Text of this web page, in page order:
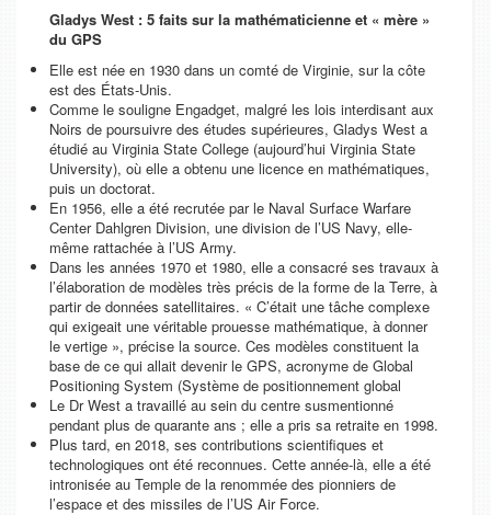
Gladys West : 5 faits sur la mathématicienne et « mère »
du GPS
Elle est née en 1930 dans un comté de Virginie, sur la côte
est des États-Unis.
Comme le souligne Engadget, malgré les lois interdisant aux
Noirs de poursuivre des études supérieures, Gladys West a
étudié au Virginia State College (aujourd’hui Virginia State
University), où elle a obtenu une licence en mathématiques,
puis un doctorat.
En 1956, elle a été recrutée par le Naval Surface Warfare
Center Dahlgren Division, une division de l’US Navy, elle-
même rattachée à l’US Army.
Dans les années 1970 et 1980, elle a consacré ses travaux à
l’élaboration de modèles très précis de la forme de la Terre, à
partir de données satellitaires. « C’était une tâche complexe
qui exigeait une véritable prouesse mathématique, à donner
le vertige », précise la source. Ces modèles constituent la
base de ce qui allait devenir le GPS, acronyme de Global
Positioning System (Système de positionnement global
Le Dr West a travaillé au sein du centre susmentionné
pendant plus de quarante ans ; elle a pris sa retraite en 1998.
Plus tard, en 2018, ses contributions scientifiques et
technologiques ont été reconnues. Cette année-là, elle a été
intronisée au Temple de la renommée des pionniers de
l’espace et des missiles de l’US Air Force.